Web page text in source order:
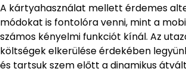
A kártyahasználat mellett érdemes
módokat is fontolóra venni, mint a
számos kényelmi funkciót kínál. Az
költségek elkerülése érdekében
és tartsuk szem előtt a dinamikus